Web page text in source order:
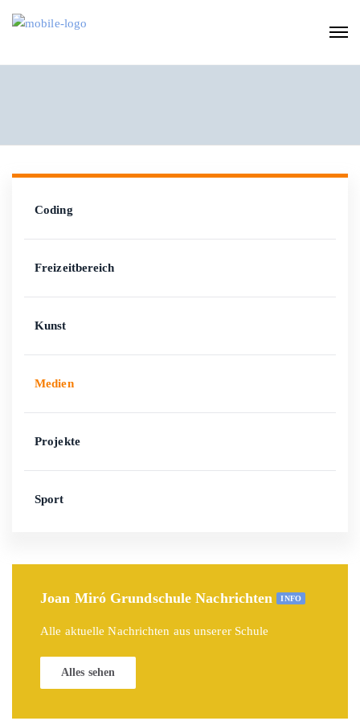
Coding
Freizeitbereich
Kunst
Medien
Projekte
Sport
Joan Miró Grundschule Nachrichten INFO
Alle aktuelle Nachrichten aus unserer Schule
Alles sehen